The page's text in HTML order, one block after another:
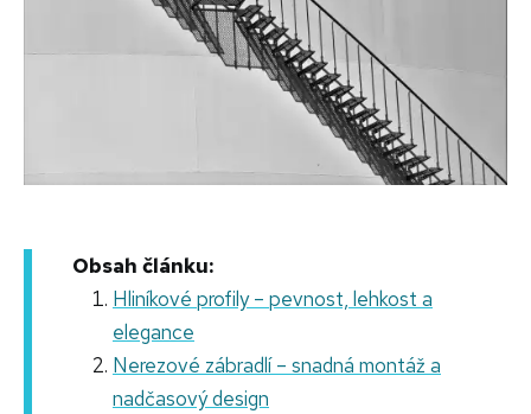
Obsah článku:
Hliníkové profily – pevnost, lehkost a
elegance
Nerezové zábradlí – snadná montáž a
nadčasový design